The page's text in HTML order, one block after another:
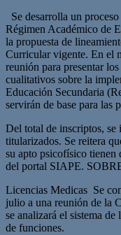
Se desarrolla un
Régimen Académico de
la propuesta de
Curricular vigente. En el
reunión para presentar
cualitativos sobre la
Educación Secundaria
servirán de base para las
Del total de inscriptos, se
titularizados. Se reitera
su apto psicofísico tienen
del portal SIAPE.
Licencias Medicas Se
julio a una reunión de la
se analizará el sistema
de funciones.